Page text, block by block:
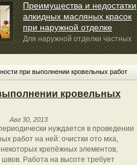
Преимущества и недостатки
алкидных масляных красок
при наружной отделке
Для наружной отделки частных
при выполнении кровельных работ
кровельных
Авг 30, 2013
нуждается в проведении
работ на ней: очистки ото мха,
крепёжных элементов,
швов. Работа на высоте требует